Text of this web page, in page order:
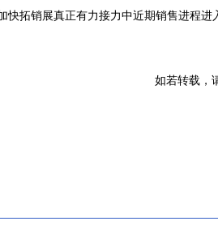
快拓销展真正有力接力中近期销售进程进
如若转载，